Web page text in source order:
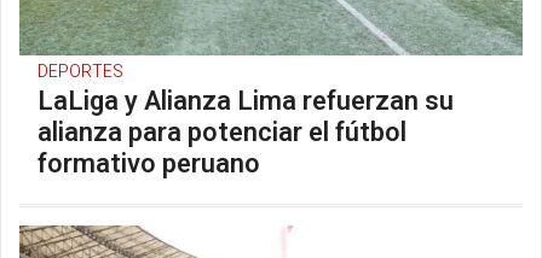
DEPORTES
LaLiga y Alianza Lima refuerzan su
alianza para potenciar el fútbol
formativo peruano